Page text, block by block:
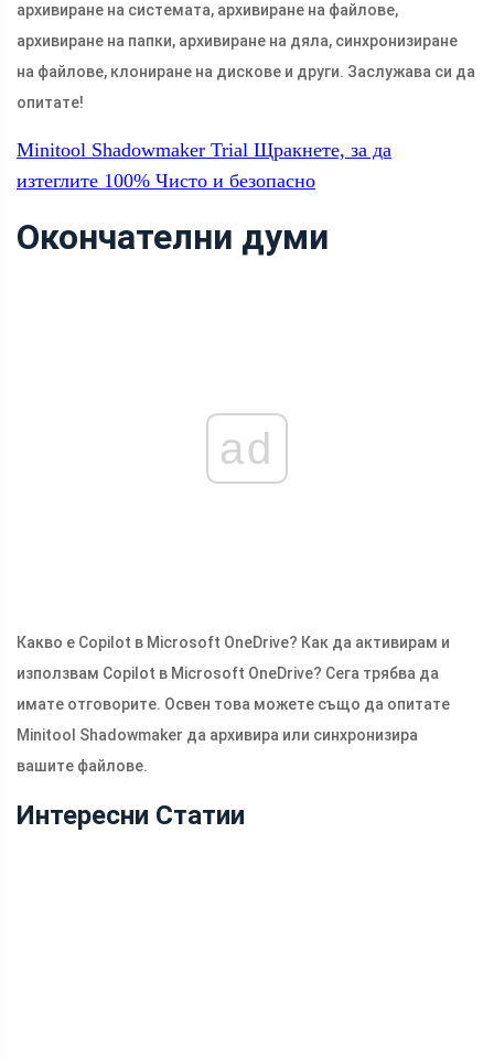
архивиране на системата, архивиране на файлове,
архивиране на папки, архивиране на дяла, синхронизиране
на файлове, клониране на дискове и други. Заслужава си да
опитате!
Minitool Shadowmaker Trial Щракнете, за да
изтеглите 100% Чисто и безопасно
Окончателни думи
ad
Какво е Copilot в Microsoft OneDrive? Как да активирам и
използвам Copilot в Microsoft OneDrive? Сега трябва да
имате отговорите. Освен това можете също да опитате
Minitool Shadowmaker да архивира или синхронизира
вашите файлове.
Интересни Статии